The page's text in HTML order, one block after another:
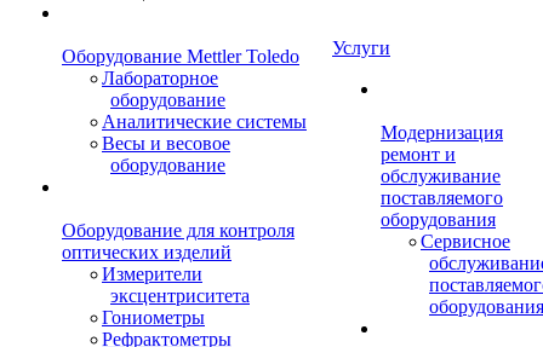
Оборудование Mettler Toledo
Лабораторное
оборудование
Аналитические системы
Весы и весовое
оборудование
Оборудование для контроля
оптических изделий
Измерители
эксцентриситета
Гониометры
Рефрактометры
Услуги
Модернизация
ремонт и
обслуживание
поставляемого
оборудования
Сервисное
оборудования